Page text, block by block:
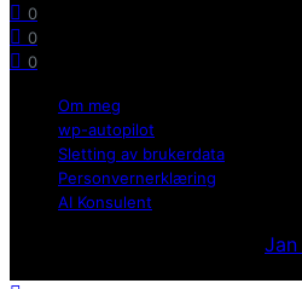
0
0
0
Om meg
wp-autopilot
Sletting av brukerdata
Personvernerklæring
AI Konsulent
Jan